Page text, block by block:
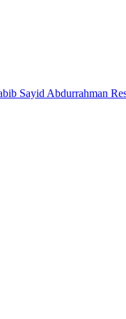
Sayid Abdurrahman